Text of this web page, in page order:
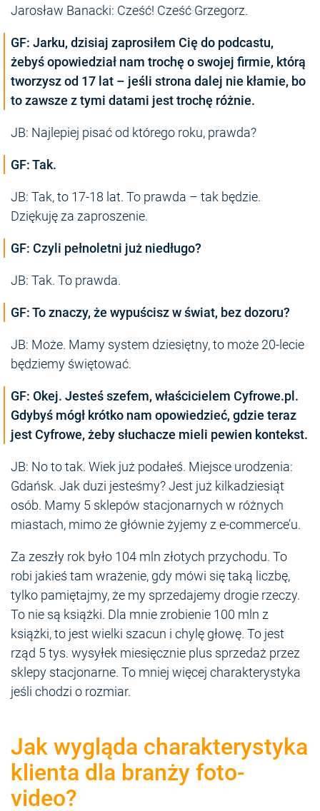
Jarosław Banacki: Cześć! Cześć Grzegorz.
GF: Jarku, dzisiaj zaprosiłem Cię do podcastu,
żebyś opowiedział nam trochę o swojej firmie, którą
tworzysz od 17 lat – jeśli strona dalej nie kłamie, bo
to zawsze z tymi datami jest trochę różnie.
JB: Najlepiej pisać od którego roku, prawda?
GF: Tak.
JB: Tak, to 17-18 lat. To prawda – tak będzie.
Dziękuję za zaproszenie.
GF: Czyli pełnoletni już niedługo?
JB: Tak. To prawda.
GF: To znaczy, że wypuścisz w świat, bez dozoru?
JB: Może. Mamy system dziesiętny, to może 20-lecie
będziemy świętować.
GF: Okej. Jesteś szefem, właścicielem Cyfrowe.pl.
Gdybyś mógł krótko nam opowiedzieć, gdzie teraz
jest Cyfrowe, żeby słuchacze mieli pewien kontekst.
JB: No to tak. Wiek już podałeś. Miejsce urodzenia:
Gdańsk. Jak duzi jesteśmy? Jest już kilkadziesiąt
osób. Mamy 5 sklepów stacjonarnych w różnych
miastach, mimo że głównie żyjemy z e-commerce’u.
Za zeszły rok było 104 mln złotych przychodu. To
robi jakieś tam wrażenie, gdy mówi się taką liczbę,
tylko pamiętajmy, że my sprzedajemy drogie rzeczy.
To nie są książki. Dla mnie zrobienie 100 mln z
książki, to jest wielki szacun i chylę głowę. To jest
rząd 5 tys. wysyłek miesięcznie plus sprzedaż przez
sklepy stacjonarne. To mniej więcej charakterystyka
jeśli chodzi o rozmiar.
Jak wygląda charakterystyka
klienta dla branży foto-
video?